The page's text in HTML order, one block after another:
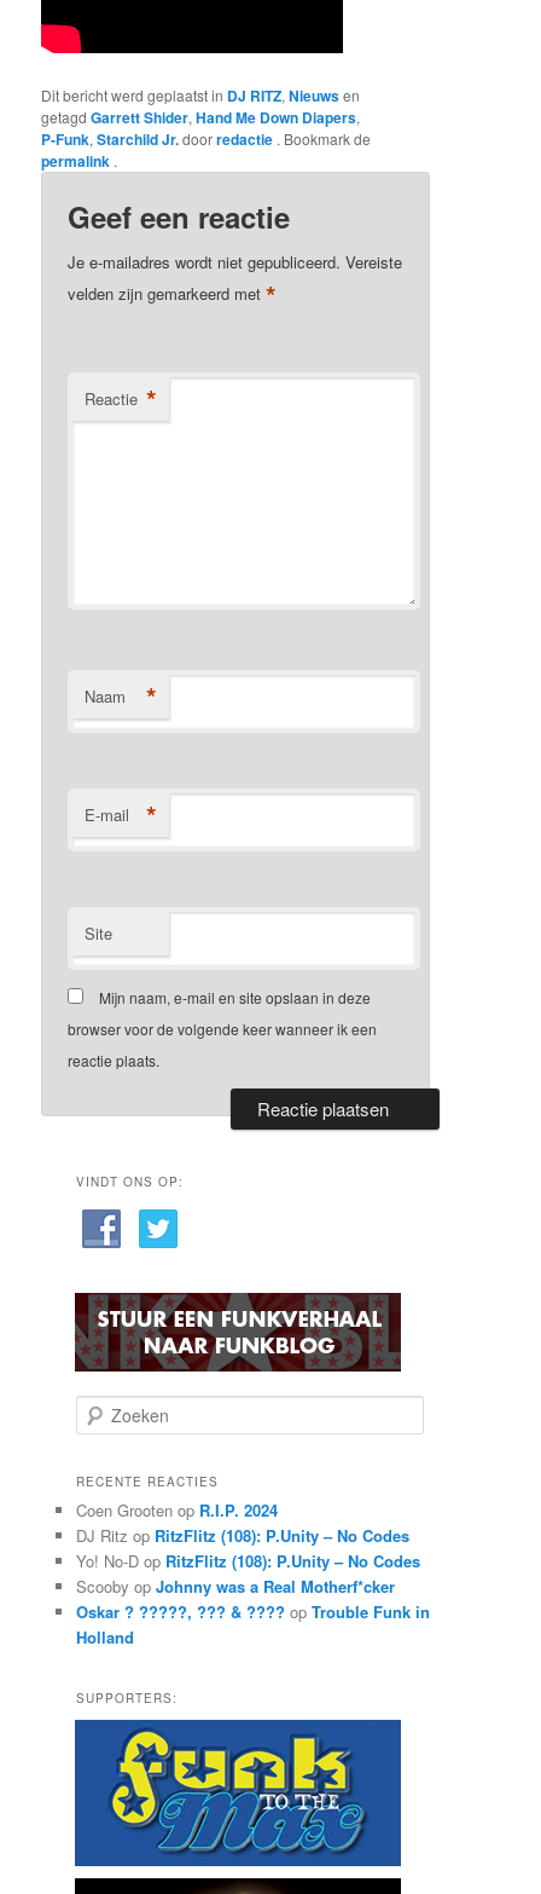
Dit bericht werd geplaatst in DJ RITZ,Nieuwsen
getagdGarrett Shider,Hand Me Down Diapers,
P-Funk,Starchild Jr.doorredactie . Bookmark de
permalink .
Geef een reactie
Je e-mailadres wordt niet gepubliceerd. Vereiste
velden zijn gemarkeerd met*
Reactie *
Naam *
E-mail *
Site
Mijn naam, e-mail en site opslaan in deze
browser voor de volgende keer wanneer ik een
reactie plaats.
VINDT ONS OP:
o
k
n
RECENTE REACTIES
Coen Grootenop R.I.P. 2024
DJ Ritz op RitzFlitz (108): P.Unity – No Codes
Yo! No-Dop RitzFlitz (108): P.Unity – No Codes
Scooby op Johnny was a Real Motherf*cker
Oskar ? ?????, ??? & ???? op Trouble Funk in
Holland
SUPPORTERS: